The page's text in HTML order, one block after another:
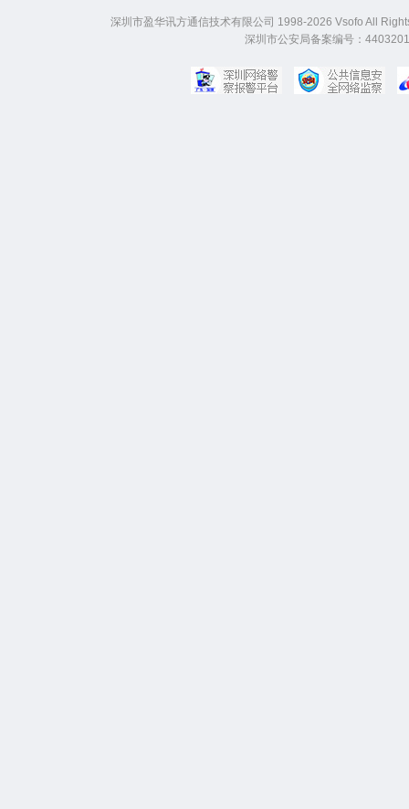
深圳市盈华讯方通信技术有限公司 1998-2026 Vsofo All
深圳市公安局备案编号：